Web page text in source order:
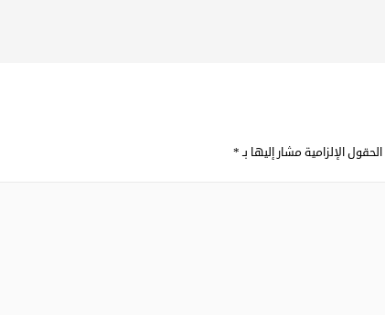
الحقول الإلزامية مشار إليها بـ*